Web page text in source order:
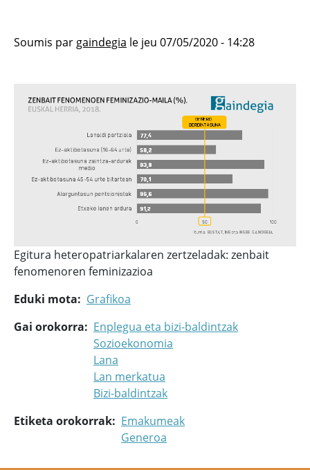
Soumis par gaindegia le jeu 07/05/2020 - 14:28
Egitura heteropatriarkalaren zertzeladak: zenbait
fenomenoren feminizazioa
Eduki mota
Grafikoa
Gai orokorra
Enplegua eta bizi-baldintzak
Sozioekonomia
Lana
Lan merkatua
Bizi-baldintzak
Etiketa orokorrak
Emakumeak
Generoa